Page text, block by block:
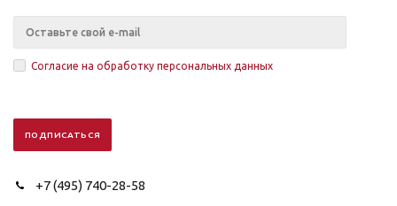
Согласие на обработку персональных данных
+7 (495) 740-28-58